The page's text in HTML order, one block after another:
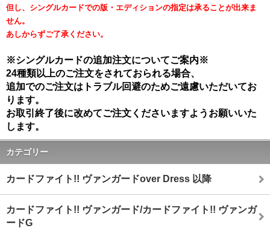
但し、シングルカードでの版・エディションの指定は承ることが出来ま
せん。
あしからずご了承ください。
※シングルカードの追加注文についてご案内※
24種類以上のご注文をされておられる場合、
追加でのご注文はトラブル回避のためご遠慮いただいてお
ります。
お取引終了後に改めてご注文くださいますようお願いいた
します。
カテゴリー
カードファイト!! ヴァンガードover Dress 以降
カードファイト!! ヴァンガード/カードファイト!! ヴァンガ
ードG